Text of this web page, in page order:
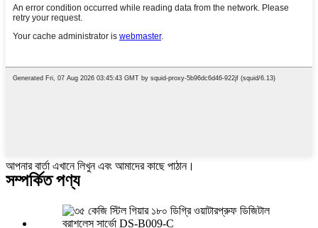
আপনার বার্তা এখানে লিখুন এবং আমাদের কাছে পাঠান।
সম্পর্কিত পণ্য